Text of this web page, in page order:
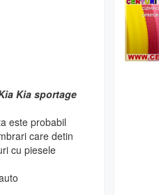
Kia sportage
este probabil
care detin
cu piesele